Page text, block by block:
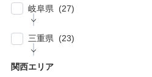
| … 北区・台東区・足立区
| … 八王子市・武蔵野市・
| … 川口市・越谷市・川越
| … 野田市・成田市・木更
| … 名古屋市 (27)
| … 稲沢市/・尾張旭市・
| … 豊明市・東海市・大府
岐阜県 (27)
| … 岐阜市・大垣市 (10)
三重県 (23)
| … 津市・四日市市 (9)
関西エリア